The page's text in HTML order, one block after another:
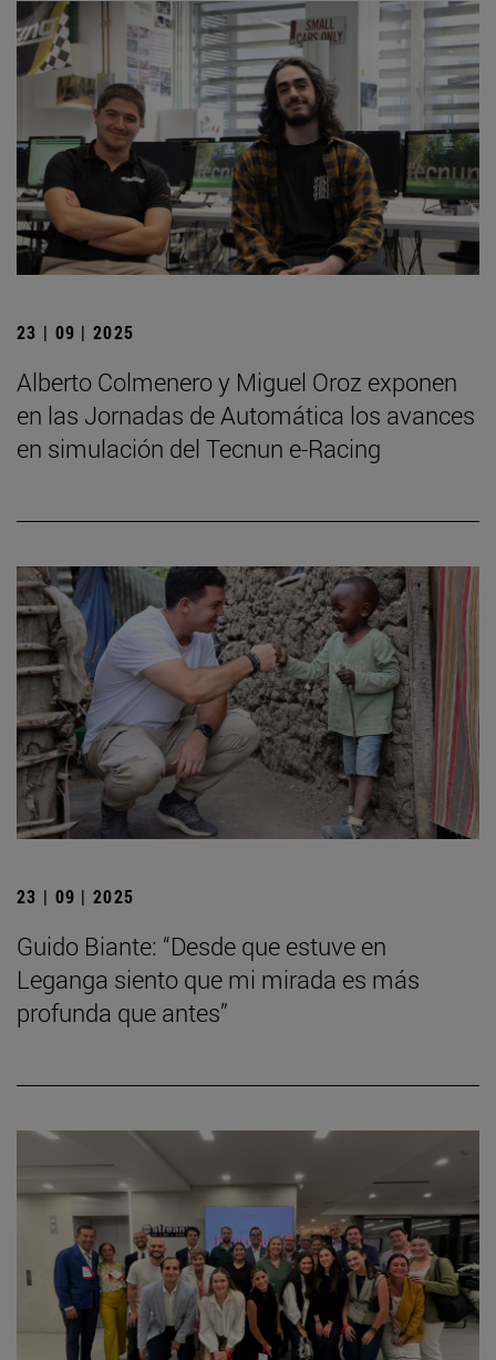
23 | 09 | 2025
Alberto Colmenero y Miguel Oroz exponen
en las Jornadas de Automática los avances
en simulación del Tecnun e-Racing
23 | 09 | 2025
Guido Biante: “Desde que estuve en
Leganga siento que mi mirada es más
profunda que antes”